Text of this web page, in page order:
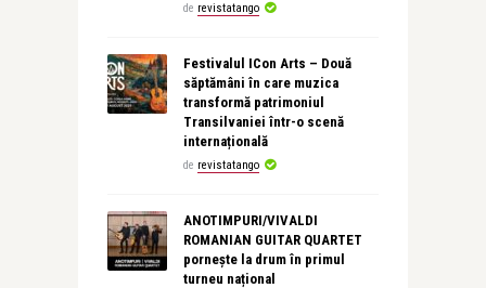
de revistatango
Festivalul ICon Arts – Două
săptămâni în care muzica
transformă patrimoniul
Transilvaniei într-o scenă
internațională
de revistatango
ANOTIMPURI/VIVALDI
ROMANIAN GUITAR QUARTET
pornește la drum în primul
turneu național